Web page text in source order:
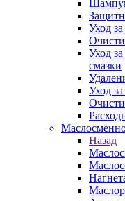
Уход
Уход
смазки
Уход
Назад